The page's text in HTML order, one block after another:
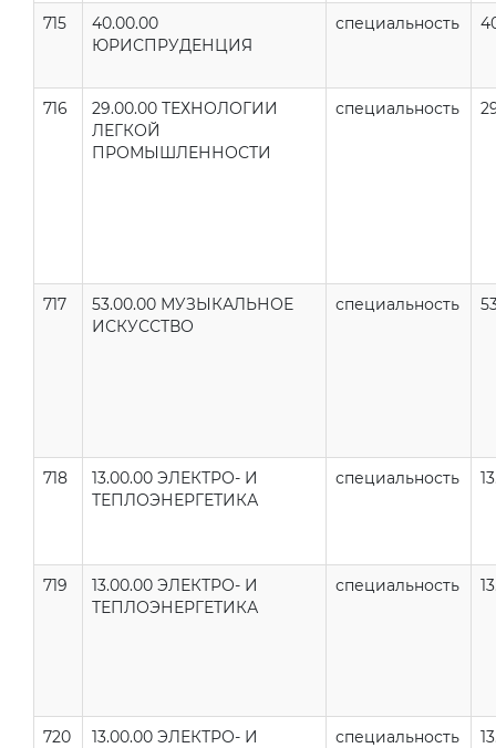
715
40.00.00
ЮРИСПРУДЕНЦИЯ
специальность
716
29.00.00 ТЕХНОЛОГИИ
ЛЕГКОЙ
ПРОМЫШЛЕННОСТИ
специальность
717
53.00.00 МУЗЫКАЛЬНОЕ
ИСКУССТВО
специальность
718
13.00.00 ЭЛЕКТРО- И
ТЕПЛОЭНЕРГЕТИКА
специальность
719
13.00.00 ЭЛЕКТРО- И
ТЕПЛОЭНЕРГЕТИКА
специальность
720
13.00.00 ЭЛЕКТРО- И
специальность